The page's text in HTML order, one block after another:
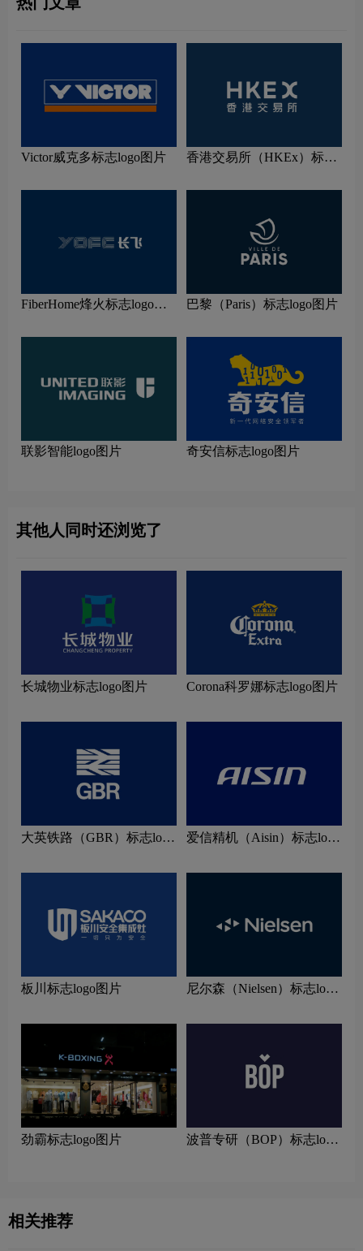
Victor威克多标志logo图片
香港交易所（HKEx）标志
FiberHome烽火标志logo图
巴黎（Paris）标志logo图片
联影智能logo图片 奇安信标志logo图片
其他人同时还浏览了
长城物业标志logo图片 Corona科罗娜标志logo图片
大英铁路（GBR）标志logo
爱信精机（Aisin）标志logo
板川标志logo图片
尼尔森（Nielsen）标志logo
劲霸标志logo图片
波普专研（BOP）标志logo
相关推荐